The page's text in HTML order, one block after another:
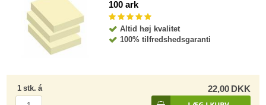
100 ark
Altid høj kvalitet
100% tilfredshedsgaranti
1 stk. á 22,00 DKK